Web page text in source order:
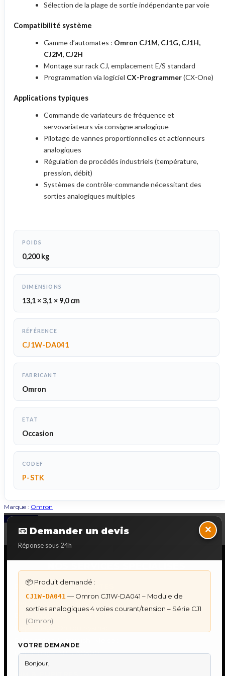
Sélection de la plage de sortie indépendante par voie
Compatibilité système
Gamme d’automates : Omron CJ1M, CJ1G, CJ1H,
CJ2M, CJ2H
Montage sur rack CJ, emplacement E/S standard
Programmation via logiciel CX-Programmer(CX-One)
Applications typiques
Commande de variateurs de fréquence et
servovariateurs via consigne analogique
Pilotage de vannes proportionnelles et actionneurs
analogiques
Régulation de procédés industriels (température,
pression, débit)
Systèmes de contrôle-commande nécessitant des
sorties analogiques multiples
POIDS
0,200 kg
DIMENSIONS
13,1 × 3,1 × 9,0 cm
RÉFÉRENCE
CJ1W-DA041
FABRICANT
Omron
ETAT
Occasion
CODEF
P-STK
Marque : Omron
📧 Demander un devis
Réponse sous 24h
×
📦 Produit demandé :
CJ1W-DA041 — Omron CJ1W-DA041 – Module de
sorties analogiques 4 voies courant/tension – Série CJ1
(Omron)
VOTRE DEMANDE
Back to Top
DÉPANNAGE AUTOMATES
Dépannage Schneider Modicon
Dépannage ABB AC500